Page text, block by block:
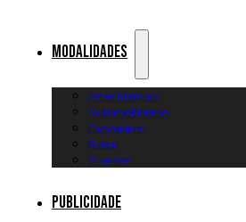
Modalidades
Artes Marciais
Automobilismo
Canoagem
Futsal
Diversos
Publicidade